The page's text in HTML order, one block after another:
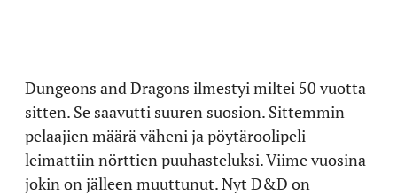
Dungeons and Dragons ilmestyi miltei 50 vuotta
sitten. Se saavutti suuren suosion. Sittemmin
pelaajien määrä väheni ja pöytäroolipeli
leimattiin nörttien puuhasteluksi. Viime vuosina
jokin on jälleen muuttunut. Nyt D&D on